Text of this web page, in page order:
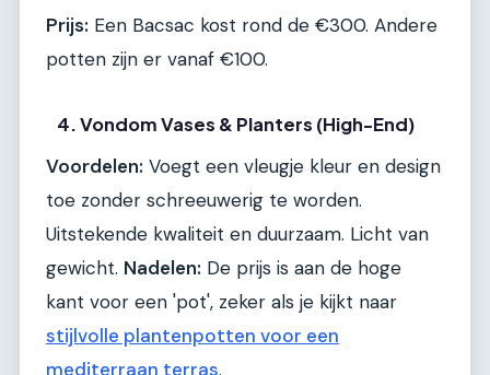
Prijs: Een Bacsac kost rond de €300. Andere
potten zijn er vanaf €100.
4. Vondom Vases & Planters (High-End)
Voordelen: Voegt een vleugje kleur en design
toe zonder schreeuwerig te worden.
Uitstekende kwaliteit en duurzaam. Licht van
gewicht. Nadelen: De prijs is aan de hoge
kant voor een 'pot', zeker als je kijkt naar
stijlvolle plantenpotten voor een
mediterraan terras.